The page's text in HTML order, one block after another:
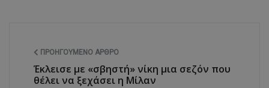
ΠΡΟΗΓΟΎΜΕΝΟ ΆΡΘΡΟ
Έκλεισε με «σβηστή» νίκη μια σεζόν που
θέλει να ξεχάσει η Μίλαν